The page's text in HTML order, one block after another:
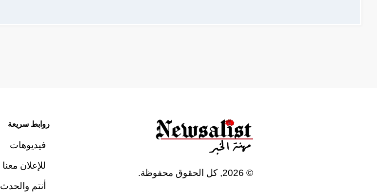
©
2026, كل الحقوق محفوظة.
روابط سريعة
فيديوهات
للإعلان معنا
أنتم والحدث